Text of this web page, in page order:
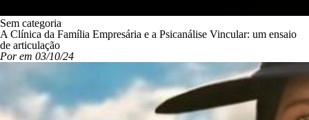
Sem categoria
A Clínica da Família Empresária e a Psicanálise Vincular: um ensaio
de articulação
Por em 03/10/24